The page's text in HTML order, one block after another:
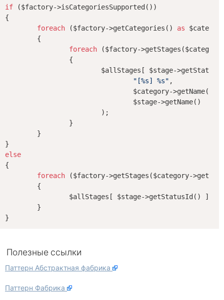
if ($factory->isCategoriesSupported())
{
foreach ($factory->getCategories() as
foreach ($factory-
"[%s] %s" ,
else
{
foreach ($factory->getStages($category-
Полезные ссылки
Паттерн Абстрактная фабрика
Паттерн Фабрика